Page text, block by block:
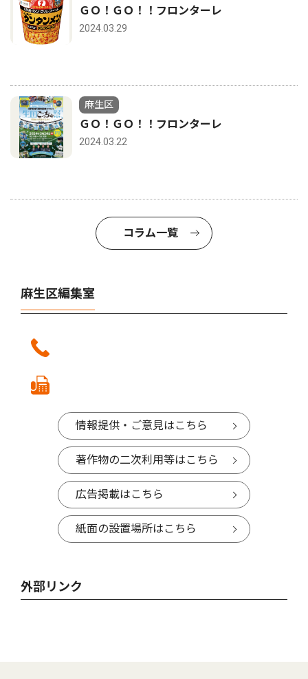
ＧＯ！ＧＯ！！フロンターレ
2024.03.29
麻生区
ＧＯ！ＧＯ！！フロンターレ
2024.03.22
コラム一覧
麻生区編集室
情報提供・ご意見はこちら
著作物の二次利用等はこちら
広告掲載はこちら
紙面の設置場所はこちら
外部リンク